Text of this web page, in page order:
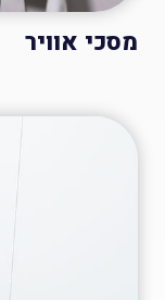
מסכי אוויר